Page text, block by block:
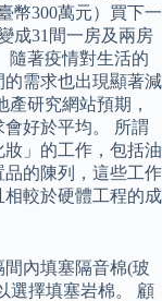
幣300萬元）買下一
成31間一房及兩房
隨著疫情對生活的
需求也出現顯著減
研究網站預期，
會好於平均。 所謂
」的工作，包括油
的陳列，這些工作
較於硬體工程的成
內填塞隔音棉(玻
選擇填塞岩棉。 顧